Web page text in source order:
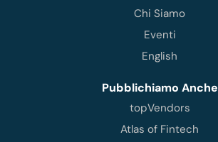
Chi Siamo
Eventi
English
Pubblichiamo Anche
topVendors
Atlas of Fintech